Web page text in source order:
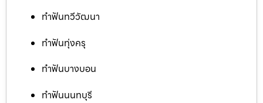
ทำฟันทวีวัฒนา
ทำฟันทุ่งครุ
ทำฟันบางบอน
ทำฟันนนทบุรี